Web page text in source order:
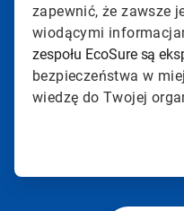
zapewnić, że zawsze
wiodącymi
zespołu EcoSure są
bezpieczeństwa w
wiedzę do Twojej